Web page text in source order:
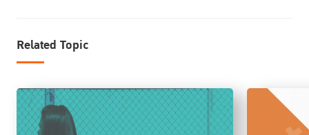
ขังจึงเป็นทางเลือกที่มีส่วนช่วยลดความแออัดในเรือนจำ และผลกระทบอื่นๆ ดัง
ที่กล่าวมาแล้วได้ และที่ผ่านมาพบว่า หลายประเทศประสบความสำเร็จในการนำ
แนวทางดังกล่าวไปใช้ เช่น เนเธอร์แลนด์ สหรัฐอเมริกา เวลส์และอังกฤษ
ประกันตัวโดยไม่ต้องใช้หลักทรัพย์ การให้บริการสังคม การติดกำไล
อิเล็กทรอนิกส์ การคุมขังภายในบ้าน เป็นต้น
Related Topic